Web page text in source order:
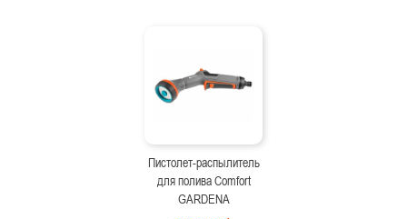
Пистолет-распылитель
для полива Comfort
GARDENA